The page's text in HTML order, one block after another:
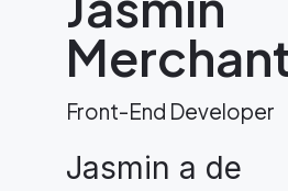
Front-End Developer
Jasmin a de